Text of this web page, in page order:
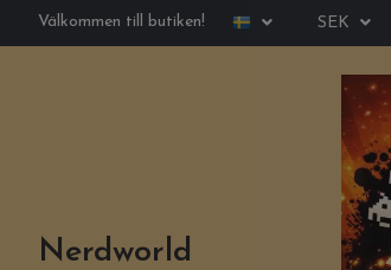
Välkommen till butiken! SEK
Nerdworld